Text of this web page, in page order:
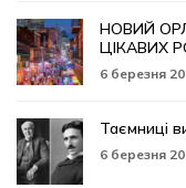
НОВИЙ
ЦІКАВИХ
6 березня
Таємниці
6 березня